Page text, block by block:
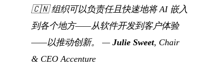
🇨🇳组织可以负责任且快速地将 AI 嵌入
到各个地方——从软件开发到客户体验
——以推动创新。
— Julie Sweet, Chair
& CEO Accenture